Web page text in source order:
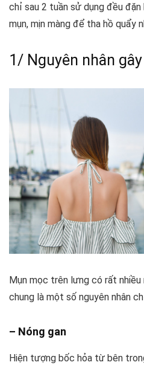
chỉ sau 2 tuần sử dụng đều
mụn, mịn màng để tha hồ quẩy
1/ Nguyên nhân
Mụn mọc trên lưng có rất nhiều
chung là một số nguyên nhân
– Nóng gan
Hiện tượng bốc hỏa từ bên